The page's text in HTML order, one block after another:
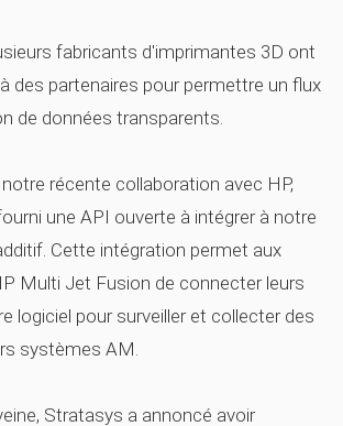
fabricants d'imprimantes 3D ont
des partenaires pour permettre un flux
de données transparents.
récente collaboration avec HP,
une API ouverte à intégrer à notre
Cette intégration permet aux
Multi Jet Fusion de connecter leurs
logiciel pour surveiller et collecter des
systèmes AM.
Stratasys a annoncé avoir